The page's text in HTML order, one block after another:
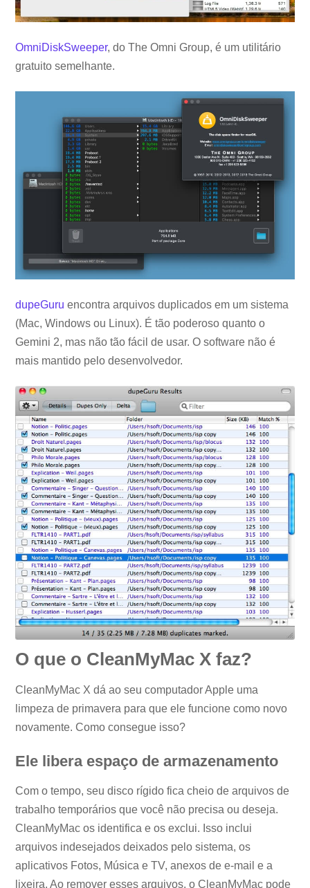
OmniDiskSweeper, do The Omni Group, é um utilitário
gratuito semelhante.
dupeGuru encontra arquivos duplicados em um sistema
(Mac, Windows ou Linux). É tão poderoso quanto o
Gemini 2, mas não tão fácil de usar. O software não é
mais mantido pelo desenvolvedor.
O que o CleanMyMac X faz?
CleanMyMac X dá ao seu computador Apple uma
limpeza de primavera para que ele funcione como novo
novamente. Como consegue isso?
Ele libera espaço de armazenamento
Com o tempo, seu disco rígido fica cheio de arquivos de
trabalho temporários que você não precisa ou deseja.
CleanMyMac os identifica e os exclui. Isso inclui
arquivos indesejados deixados pelo sistema, os
aplicativos Fotos, Música e TV, anexos de e-mail e a
lixeira. Ao remover esses arquivos, o CleanMyMac pode